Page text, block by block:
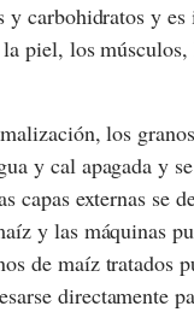
y carbohidratos y
la piel, los
los
y cal apagada y
capas externas se
y las máquinas
de maíz tratados
directamente